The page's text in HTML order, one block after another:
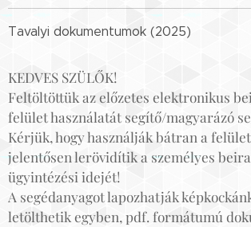
Tavalyi dokumentumok (2025)
KEDVES SZÜLŐK!
Feltöltöttük az előzetes elektronikus
felület használatát segítő/magyarázó
Kérjük, hogy használják bátran a
jelentősen lerövidítik a személyes
ügyintézési idejét!
A segédanyagot lapozhatják
letölthetik egyben, pdf. formátumú